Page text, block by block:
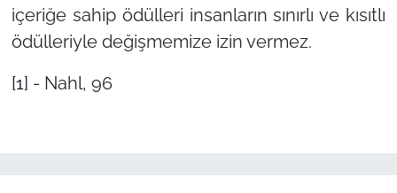
içeriğe sahip ödülleri insanların sınırlı ve kısıtlı
ödülleriyle değişmemize izin vermez.
[1] - Nahl, 96